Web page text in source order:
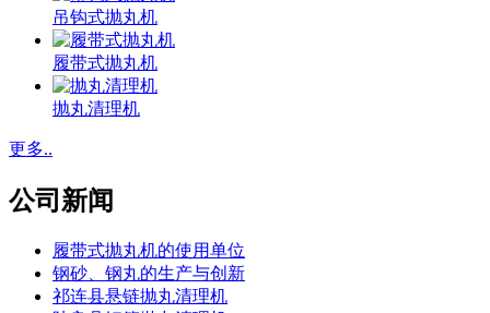
吊钩式抛丸机
履带式抛丸机
抛丸清理机
更多..
公司新闻
履带式抛丸机的使用单位
钢砂、钢丸的生产与创新
祁连县悬链抛丸清理机